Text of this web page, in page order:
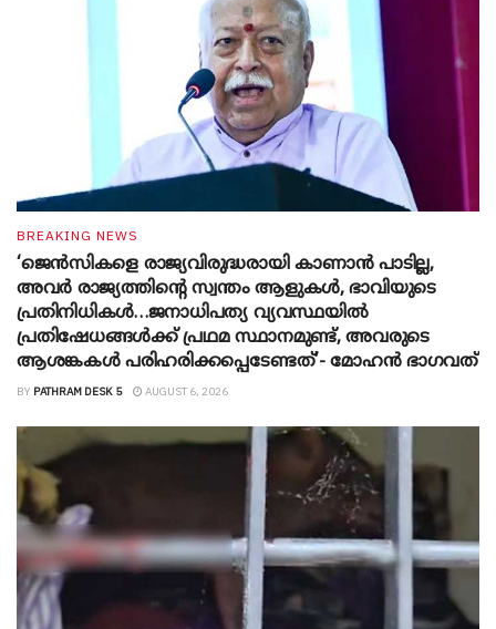
BREAKING NEWS
‘ജെൻസികളെ രാജ്യവിരുദ്ധരായി കാണാൻ പാടില്ല,
അവർ രാജ്യത്തിന്റെ സ്വന്തം ആളുകൾ, ഭാവിയുടെ
പ്രതിനിധികൾ…ജനാധിപത്യ വ്യവസ്ഥയിൽ
പ്രതിഷേധങ്ങൾക്ക് പ്രഥമ സ്ഥാനമുണ്ട്, അവരുടെ
ആശങ്കകൾ പരിഹരിക്കപ്പെടേണ്ടത്’- മോഹൻ ഭാ​ഗവത്
BY PATHRAM DESK 5 AUGUST 6, 2026